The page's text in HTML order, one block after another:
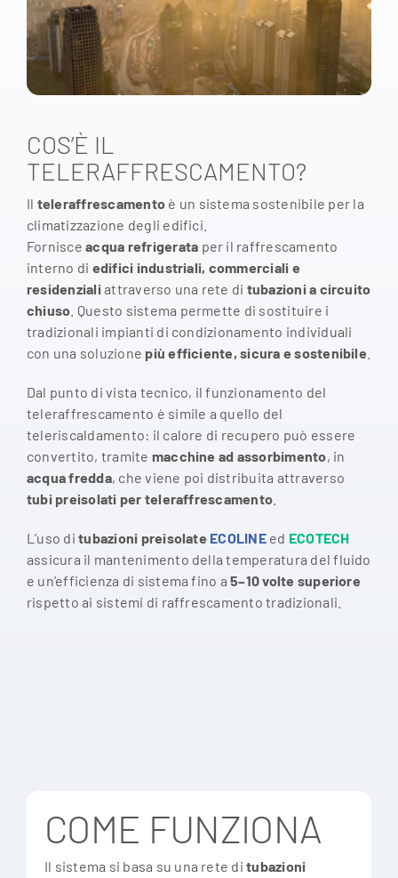
COS’È IL
TELERAFFRESCAMENTO?
Il teleraffrescamento è un sistema sostenibile per la
climatizzazione degli edifici.
Fornisceacqua refrigerata per il raffrescamento
interno di edifici industriali, commerciali e
residenzialiattraverso una rete di tubazioni a circuito
chiuso . Questo sistema permette di sostituire i
tradizionali impianti di condizionamento individuali
con una soluzione più efficiente, sicura e sostenibile
Dal punto di vista tecnico, il funzionamento del
teleraffrescamento è simile a quello del
teleriscaldamento: il calore di recupero può essere
convertito, tramite macchine ad assorbimento, in
acqua fredda, che viene poi distribuita attraverso
tubi preisolati per teleraffrescamento
L’uso ditubazioni preisolate ECOLINEed ECOTECH
assicura il mantenimento della temperatura del fluido
e un’efficienza di sistema fino a5–10 volte superiore
rispetto ai sistemi di raffrescamento tradizionali.
COME FUNZIONA
Il sistema si basa su una rete ditubazioni